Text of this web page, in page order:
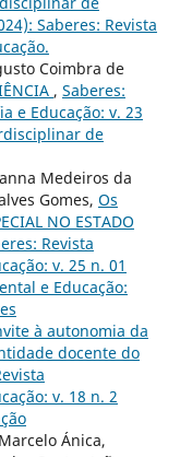
Saberes: Revista
Coimbra de
, Saberes:
e Educação: v. 23
de
Medeiros da
Gomes, Os
NO ESTADO
Revista
v. 25 n. 01
e Educação:
à autonomia da
docente do
v. 18 n. 2
Ánica,